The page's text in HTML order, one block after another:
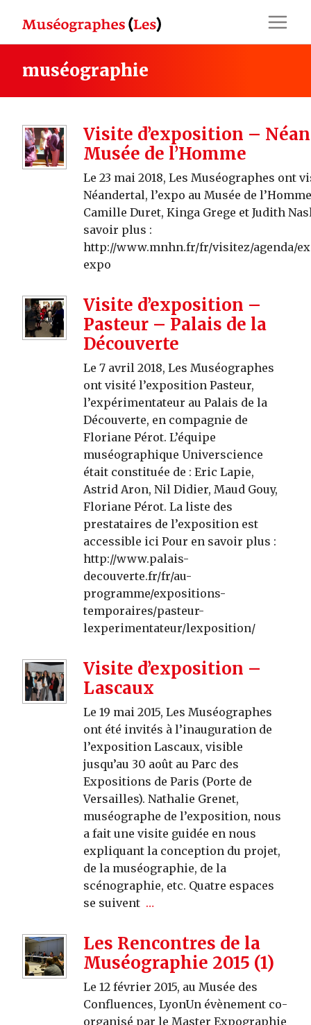
content
muséographie
Visite d’exposition –
Musée de l’Homme
Le 23 mai 2018, Les Muséographes ont
Néandertal, l’expo au Musée de
Camille Duret, Kinga Grege et Judith
savoir plus :
http://www.mnhn.fr/fr/visitez/agenda/
expo
Visite d’exposition –
Pasteur – Palais de la
Découverte
Le 7 avril 2018, Les Muséographes
ont visité l’exposition Pasteur,
l’expérimentateur au Palais de la
Découverte, en compagnie de
Floriane Pérot. L’équipe
muséographique Universcience
était constituée de : Eric Lapie,
Astrid Aron, Nil Didier, Maud Gouy,
Floriane Pérot. La liste des
prestataires de l’exposition est
accessible ici Pour en savoir plus :
http://www.palais-
decouverte.fr/fr/au-
programme/expositions-
temporaires/pasteur-
lexperimentateur/lexposition/
Visite d’exposition –
Lascaux
Le 19 mai 2015, Les Muséographes
ont été invités à l’inauguration de
l’exposition Lascaux, visible
jusqu’au 30 août au Parc des
Expositions de Paris (Porte de
Versailles). Nathalie Grenet,
muséographe de l’exposition, nous
a fait une visite guidée en nous
expliquant la conception du projet,
de la muséographie, de la
scénographie, etc. Quatre espaces
se suivent …
Les Rencontres de la
Muséographie 2015 (1)
Le 12 février 2015, au Musée des
Confluences, LyonUn évènement co-
organisé par le Master Expographie